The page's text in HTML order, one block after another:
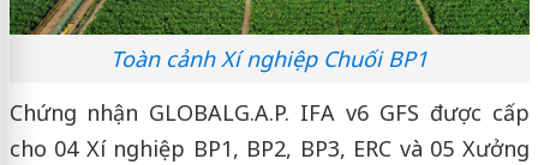
Toàn cảnh Xí nghiệp Chuối BP1
Chứng nhận GLOBALG.A.P. IFA v6 GFS được cấp
cho 04 Xí nghiệp BP1, BP2, BP3, ERC và 05 Xưởng